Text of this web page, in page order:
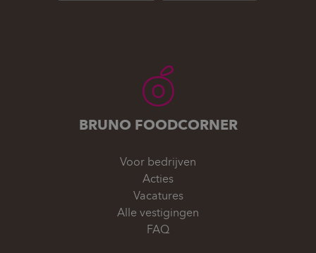
BRUNO FOODCORNER
Voor bedrijven
Acties
Vacatures
Alle vestigingen
FAQ